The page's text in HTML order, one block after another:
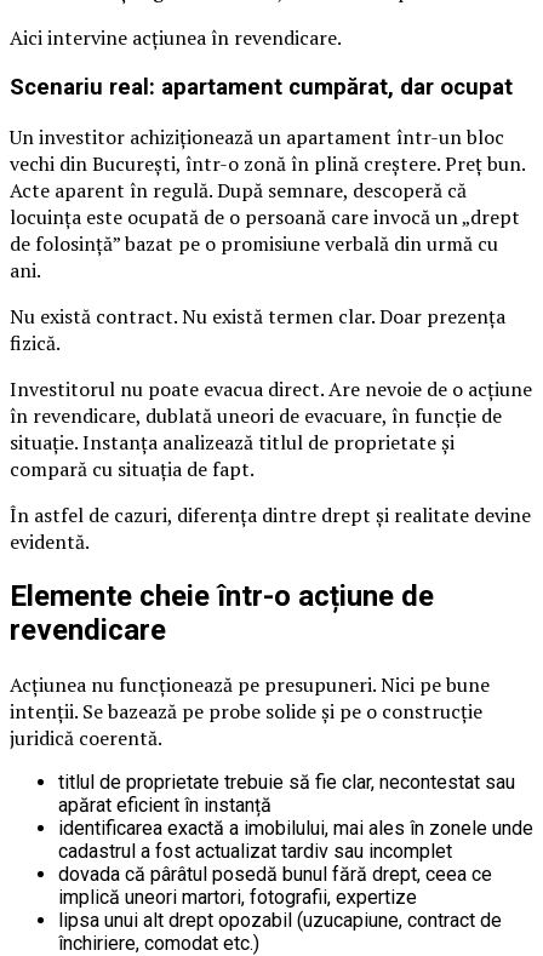
Aici intervine acțiunea în revendicare.
Scenariu real: apartament cumpărat, dar ocupat
Un investitor achiziționează un apartament într-un bloc
vechi din București, într-o zonă în plină creștere. Preț bun.
Acte aparent în regulă. După semnare, descoperă că
locuința este ocupată de o persoană care invocă un „drept
de folosință” bazat pe o promisiune verbală din urmă cu
ani.
Nu există contract. Nu există termen clar. Doar prezența
fizică.
Investitorul nu poate evacua direct. Are nevoie de o acțiune
în revendicare, dublată uneori de evacuare, în funcție de
situație. Instanța analizează titlul de proprietate și
compară cu situația de fapt.
În astfel de cazuri, diferența dintre drept și realitate devine
evidentă.
Elemente cheie într-o acțiune de
revendicare
Acțiunea nu funcționează pe presupuneri. Nici pe bune
intenții. Se bazează pe probe solide și pe o construcție
juridică coerentă.
titlul de proprietate trebuie să fie clar, necontestat sau
apărat eficient în instanță
identificarea exactă a imobilului, mai ales în zonele unde
cadastrul a fost actualizat tardiv sau incomplet
dovada că pârâtul posedă bunul fără drept, ceea ce
implică uneori martori, fotografii, expertize
lipsa unui alt drept opozabil (uzucapiune, contract de
închiriere, comodat etc.)